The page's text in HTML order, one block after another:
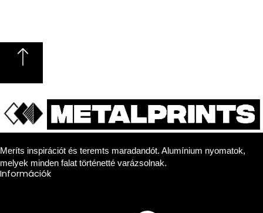
Meríts inspirációt és teremts maradandót. Alumínium nyomatok,
melyek minden falat történetté varázsolnak.
Információk